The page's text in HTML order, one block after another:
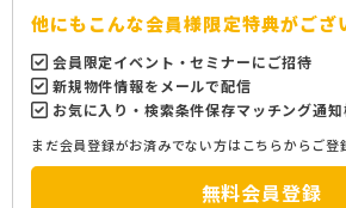
他にもこんな会員様限定特典がござ
会員限定イベント・セミナーにご招待
新規物件情報をメールで配信
お気に入り・検索条件保存マッチング通
まだ会員登録がお済みでない方はこちらからご登
無料会員登録